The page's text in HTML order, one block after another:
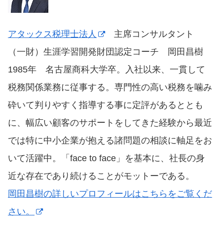
アタックス税理士法人
主席コンサルタント
（一財）生涯学習開発財団認定コーチ 岡田昌樹
1985年 名古屋商科大学卒。入社以来、一貫して
税務関係業務に従事する。専門性の高い税務を噛み
砕いて判りやすく指導する事に定評があるととも
に、幅広い顧客のサポートをしてきた経験から最近
では特に中小企業が抱える諸問題の相談に軸足をお
いて活躍中。「face to face」を基本に、社長の身
近な存在であり続けることがモットーである。
岡田昌樹の詳しいプロフィールはこちらをご覧くだ
さい。